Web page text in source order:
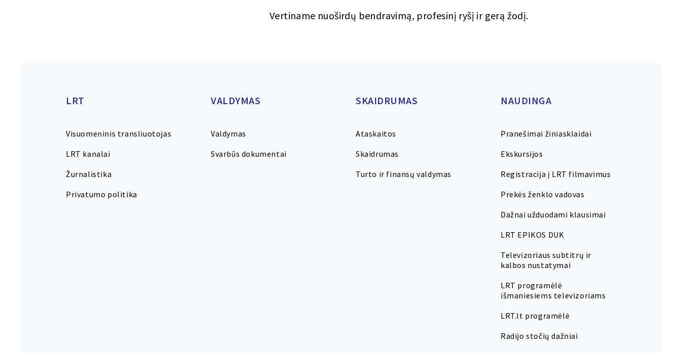
Vertiname nuoširdų bendravimą, profesinį ryšį ir gerą žodį.
LRT
Visuomeninis transliuotojas
LRT kanalai
Žurnalistika
Privatumo politika
VALDYMAS
Valdymas
Svarbūs dokumentai
SKAIDRUMAS
Ataskaitos
Skaidrumas
Turto ir finansų valdymas
NAUDINGA
Pranešimai žiniasklaidai
Ekskursijos
Registracija į LRT filmavimus
Prekės ženklo vadovas
Dažnai užduodami klausimai
LRT EPIKOS DUK
Televizoriaus subtitrų ir
kalbos nustatymai
LRT programėlė
išmaniesiems televizoriams
LRT.lt programėlė
Radijo stočių dažniai